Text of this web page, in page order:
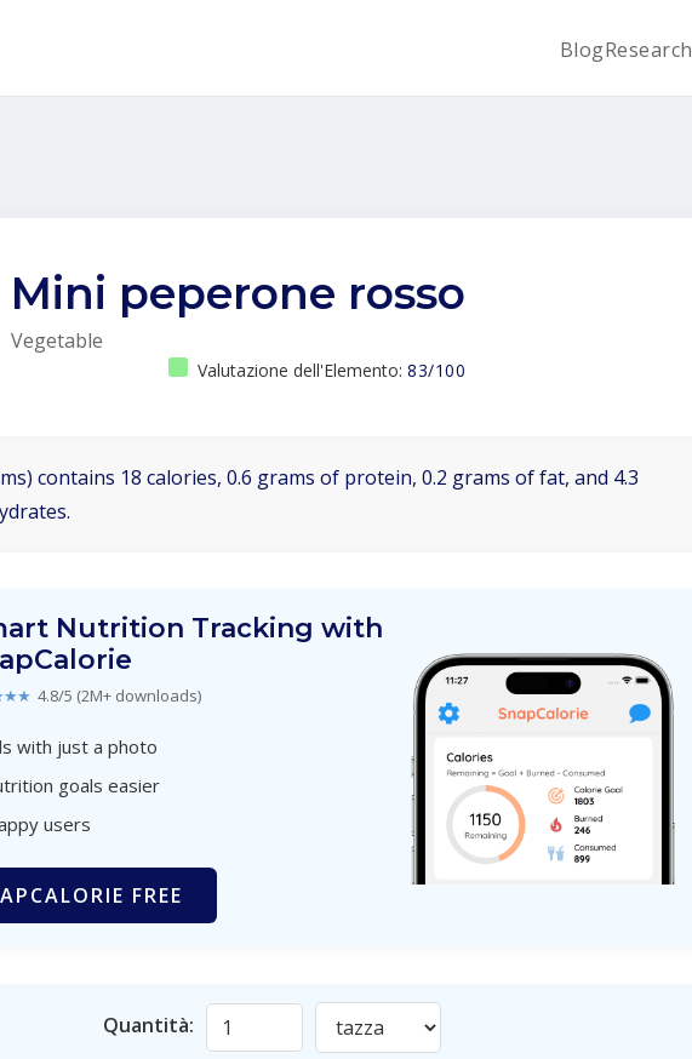
BlogResearch
Mini peperone rosso
Vegetable
Valutazione dell'Elemento: 83/100
contains 18 calories, 0.6 grams of protein, 0.2 grams of fat, and 4.3
Nutrition Tracking with
4.8/5 (2M+ downloads)
with just a photo
goals easier
users
FREE
Quantità: